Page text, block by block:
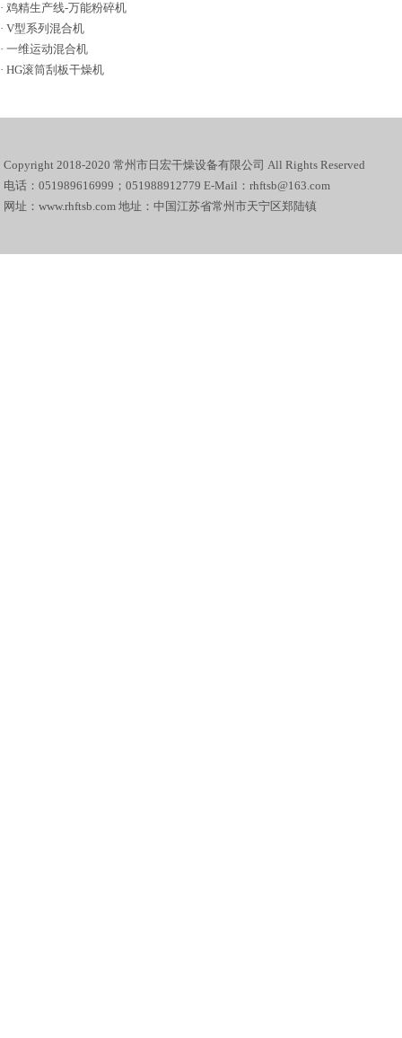
· 鸡精生产线-万能粉碎机
· V型系列混合机
· 一维运动混合机
· HG滚筒刮板干燥机
Copyright 2018-2020 常州市日宏干燥设备有限公司 All Rights Reserved
电话：051989616999；051988912779 E-Mail：rhftsb@163.com
网址：www.rhftsb.com 地址：中国江苏省常州市天宁区郑陆镇